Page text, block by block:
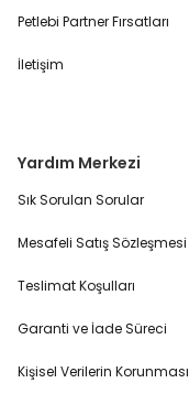
Petlebi Partner Fırsatları
İletişim
Yardım Merkezi
Sık Sorulan Sorular
Mesafeli Satış Sözleşmesi
Teslimat Koşulları
Garanti ve İade Süreci
Kişisel Verilerin Korunması